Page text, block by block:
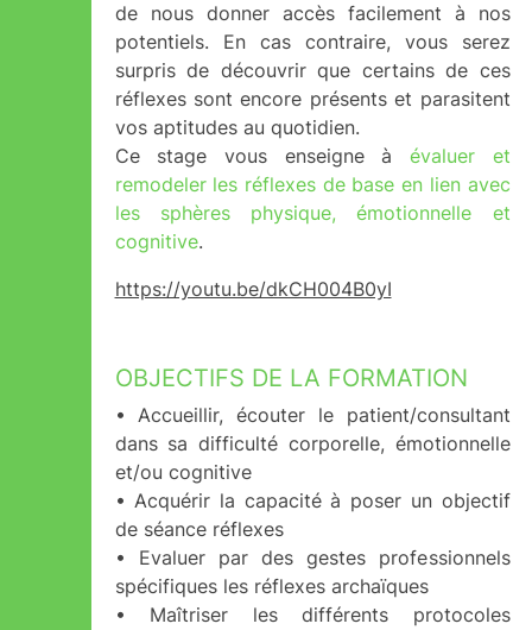
de nous donner accès facilement à nos
potentiels. En cas contraire, vous serez
surpris de découvrir que certains de ces
réflexes sont encore présents et parasitent
vos aptitudes au quotidien.
Ce stage vous enseigne à évaluer et
remodeler les réflexes de base en lien avec
les sphères physique, émotionnelle et
cognitive.
https://youtu.be/dkCH004B0yI
OBJECTIFS DE LA FORMATION
• Accueillir, écouter le patient/consultant
dans sa difficulté corporelle, émotionnelle
et/ou cognitive
• Acquérir la capacité à poser un objectif
de séance réflexes
• Evaluer par des gestes professionnels
spécifiques les réflexes archaïques
• Maîtriser les différents protocoles